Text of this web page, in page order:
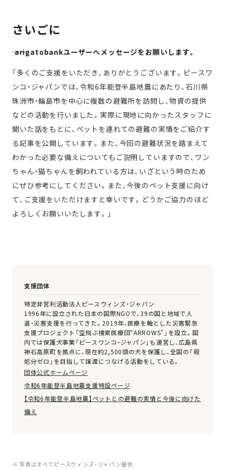
さいごに
―― arigatobankユーザーへメッセージをお願いします。
「多くのご支援をいただき、ありがとうございます。ピースワ
ンコ・ジャパンでは、令和6年能登半島地震にあたり、石川県
珠洲市・輪島市を中心に複数の避難所を訪問し、物資の提供
などの活動を行いました。実際に現地に向かったスタッフに
聞いた話をもとに、ペットを連れての避難の実情をご紹介す
る記事を公開しています。また、今回の避難状況を踏まえて
わかった必要な備えについてもご説明していますので、ワン
ちゃん・猫ちゃんを飼われている方は、いざという時のため
にぜひ参考にしてください。また、今後のペット支援に向け
て、ご支援をいただけますと幸いです。どうかご協力のほど
よろしくお願いいたします。」
支援団体
特定非営利活動法人ピースウィンズ・ジャパン
1996年に設立された日本の国際NGOで、39の国と地域で人
道・災害支援を行ってきた。2019年、医療を軸とした災害緊急
支援プロジェクト「空飛ぶ捜索医療団“ARROWS”」を設立。国
内では保護犬事業「ピースワンコ・ジャパン」も運営し、広島県
神石高原町を拠点に、現在約2,500頭の犬を保護し、全国の「殺
処分ゼロ」を目指して譲渡につなげる活動をしている。
団体公式ホームページ
令和6年能登半島地震支援特設ページ
【令和6年能登半島地震】ペットとの避難の実情と今後に向けた
備え
※ 写真はすべてピースウィンズ・ジャパン提供